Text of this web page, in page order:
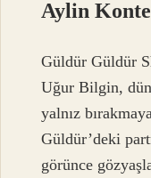
Aylin
Güldür Güldür
Uğur Bilgin,
yalnız
Güldür’deki
görünce